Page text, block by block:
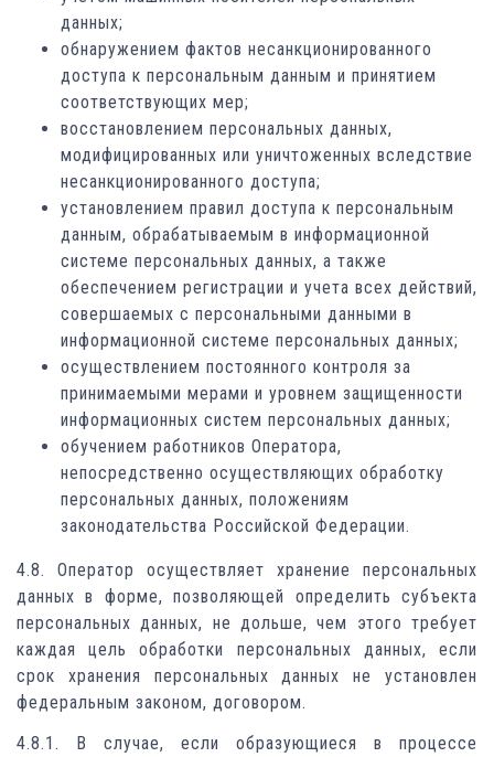
данных;
обнаружением фактов несанкционированного
доступа к персональным данным и принятием
соответствующих мер;
восстановлением персональных данных,
модифицированных или уничтоженных вследствие
несанкционированного доступа;
установлением правил доступа к персональным
данным, обрабатываемым в информационной
системе персональных данных, а также
обеспечением регистрации и учета всех действий,
совершаемых с персональными данными в
информационной системе персональных данных;
осуществлением постоянного контроля за
принимаемыми мерами и уровнем защищенности
информационных систем персональных данных;
обучением работников Оператора,
непосредственно осуществляющих обработку
персональных данных, положениям
законодательства Российской Федерации.
4.8. Оператор осуществляет хранение персональных
данных в форме, позволяющей определить субъекта
персональных данных, не дольше, чем этого требует
каждая цель обработки персональных данных, если
срок хранения персональных данных не установлен
федеральным законом, договором.
4.8.1. В случае, если образующиеся в процессе